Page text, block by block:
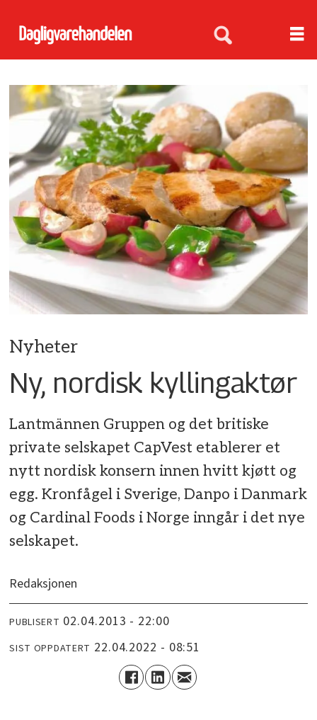
Nyheter
Ny, nordisk kyllingaktør
Lantmännen Gruppen og det britiske
private selskapet CapVest etablerer et
nytt nordisk konsern innen hvitt kjøtt og
egg. Kronfågel i Sverige, Danpo i Danmark
og Cardinal Foods i Norge inngår i det nye
selskapet.
Redaksjonen
PUBLISERT 02.04.2013 - 22:00
SIST OPPDATERT 22.04.2022 - 08:51